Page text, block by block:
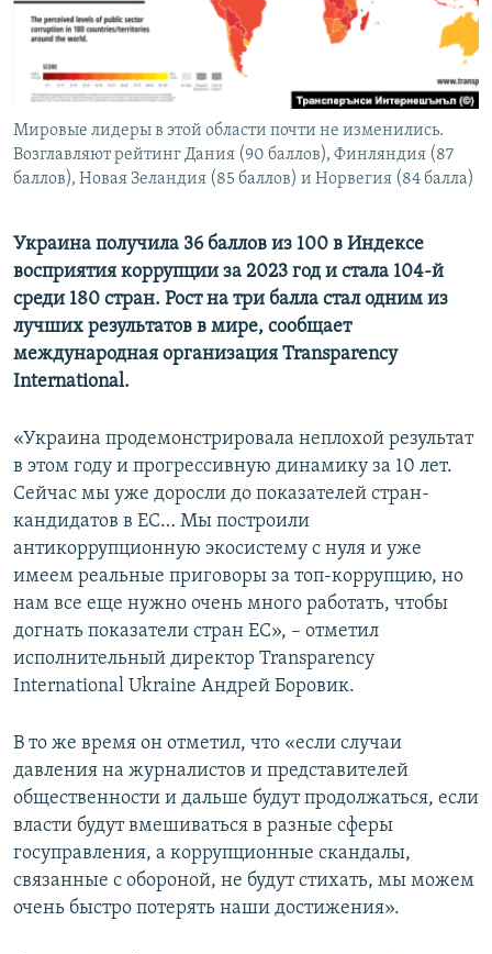
ПОБЕДИТЕЛЕЙ НЕ СУДЯТ?
КРЫМ.НЕПОКОРЕННЫЙ
ELIFBE
УКРАИНСКАЯ ПРОБЛЕМА КРЫМА
ПРИСОЕДИНЯЙТЕСЬ!
Все сайты RFE/RL
Мировые лидеры в этой области почти не изменились.
Возглавляют рейтинг Дания (90 баллов), Финляндия (87
баллов), Новая Зеландия (85 баллов) и Норвегия (84 балла)
Украина получила 36 баллов из 100 в Индексе
восприятия коррупции за 2023 год и стала 104-й
среди 180 стран. Рост на три балла стал одним из
лучших результатов в мире, сообщает
международная организация Transparency
International.
«Украина продемонстрировала неплохой результат
в этом году и прогрессивную динамику за 10 лет.
Сейчас мы уже доросли до показателей стран-
кандидатов в ЕС… Мы построили
антикоррупционную экосистему с нуля и уже
имеем реальные приговоры за топ-коррупцию, но
нам все еще нужно очень много работать, чтобы
догнать показатели стран ЕС», – отметил
исполнительный директор Transparency
International Ukraine Андрей Боровик.
В то же время он отметил, что «если случаи
давления на журналистов и представителей
общественности и дальше будут продолжаться, если
власти будут вмешиваться в разные сферы
госуправления, а коррупционные скандалы,
связанные с обороной, не будут стихать, мы можем
очень быстро потерять наши достижения».